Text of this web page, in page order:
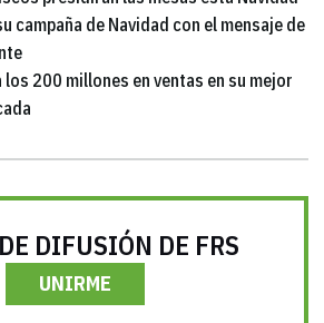
campaña de Navidad con el mensaje de
200 millones en ventas en su mejor
DIFUSIÓN DE FRS
UNIRME